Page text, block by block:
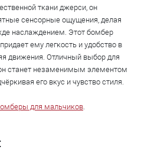
ткани джерси, он
сенсорные ощущения, делая
наслаждением. Этот бомбер
ему легкость и удобство в
движения. Отличный выбор для
он станет незаменимым элементом
его вкус и чувство стиля.
для мальчиков.